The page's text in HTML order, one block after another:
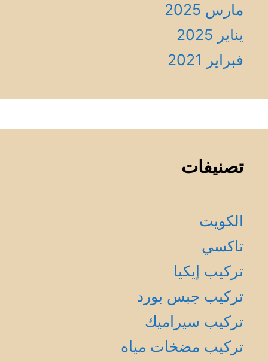
مارس 2025
يناير 2025
فبراير 2021
تصنيفات
الكويت
تاكسي
تركيب إيكيا
تركيب جبس بورد
تركيب سيراميك
تركيب مضخات مياه